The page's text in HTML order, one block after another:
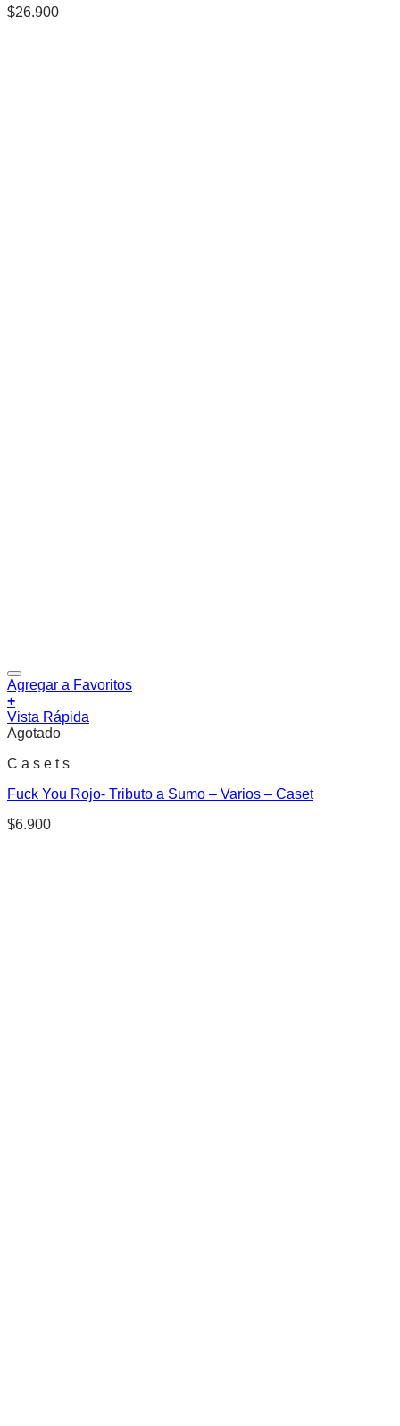
$26.900
Agregar a Favoritos
+
Vista Rápida
Agotado
C a s e t s
Fuck You Rojo- Tributo a Sumo – Varios – Caset
$6.900